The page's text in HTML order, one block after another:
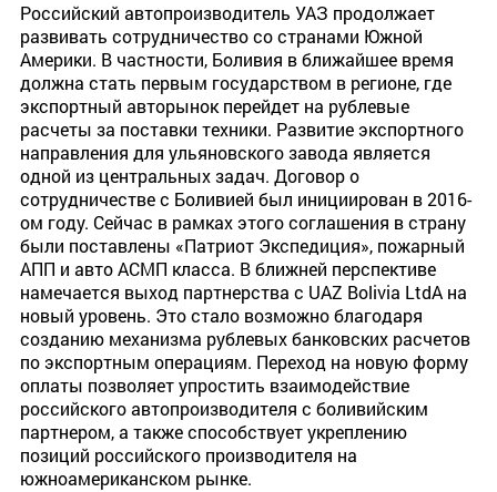
Российский автопроизводитель УАЗ продолжает
развивать сотрудничество со странами Южной
Америки. В частности, Боливия в ближайшее время
должна стать первым государством в регионе, где
экспортный авторынок перейдет на рублевые
расчеты за поставки техники. Развитие экспортного
направления для ульяновского завода является
одной из центральных задач. Договор о
сотрудничестве с Боливией был инициирован в 2016-
ом году. Сейчас в рамках этого соглашения в страну
были поставлены «Патриот Экспедиция», пожарный
АПП и авто АСМП класса. В ближней перспективе
намечается выход партнерства с UAZ Bolivia LtdА на
новый уровень. Это стало возможно благодаря
созданию механизма рублевых банковских расчетов
по экспортным операциям. Переход на новую форму
оплаты позволяет упростить взаимодействие
российского автопроизводителя с боливийским
партнером, а также способствует укреплению
позиций российского производителя на
южноамериканском рынке.